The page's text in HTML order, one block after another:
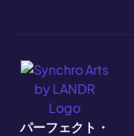
パーフェクト・